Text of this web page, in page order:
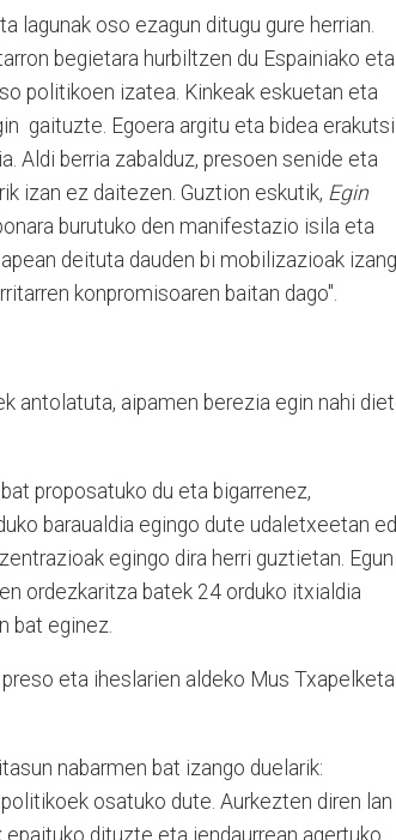
lagunak oso ezagun ditugu gure herrian.
begietara hurbiltzen du Espainiako eta
politikoen izatea. Kinkeak eskuetan eta
gaituzte. Egoera argitu eta bidea erakutsi
Aldi berria zabalduz, presoen senide eta
izan ez daitezen. Guztion eskutik, Egin
burutuko den manifestazio isila eta
deituta dauden bi mobilizazioak
konpromisoaren baitan dago".
antolatuta, aipamen berezia egin nahi
proposatuko du eta bigarrenez,
baraualdia egingo dute udaletxeetan
egingo dira herri guztietan. Egun
ordezkaritza batek 24 orduko itxialdia
bat eginez.
eta iheslarien aldeko Mus Txapelketa
nabarmen bat izango duelarik:
osatuko dute. Aurkezten diren lan
dituzte eta jendaurrean agertuko